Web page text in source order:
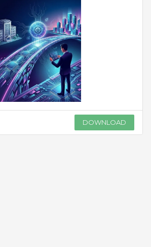
DOWNLOAD